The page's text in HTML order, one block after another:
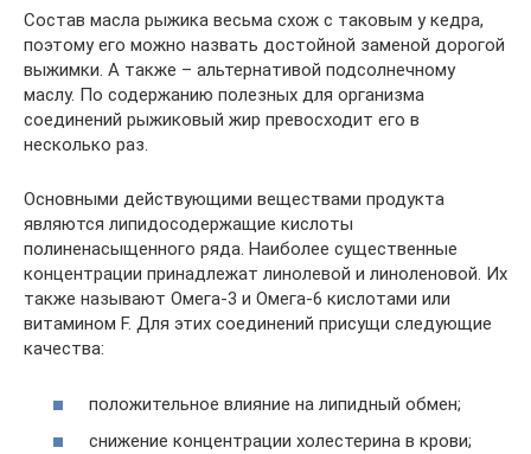
Состав масла рыжика весьма схож с таковым у кедра,
поэтому его можно назвать достойной заменой дорогой
выжимки. А также – альтернативой подсолнечному
маслу. По содержанию полезных для организма
соединений рыжиковый жир превосходит его в
несколько раз.
Основными действующими веществами продукта
являются липидосодержащие кислоты
полиненасыщенного ряда. Наиболее существенные
концентрации принадлежат линолевой и линоленовой. Их
также называют Омега-3 и Омега-6 кислотами или
витамином F. Для этих соединений присущи следующие
качества:
положительное влияние на липидный обмен;
снижение концентрации холестерина в крови;